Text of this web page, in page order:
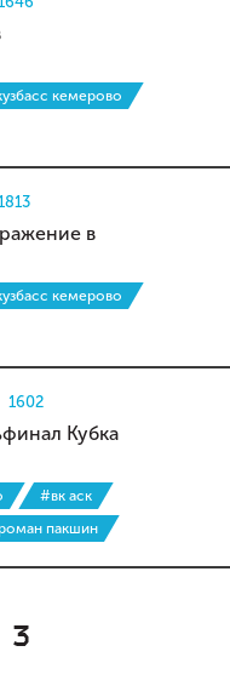
кемерово
в
кемерово
1602
Кубка
#вк аск
пакшин
3